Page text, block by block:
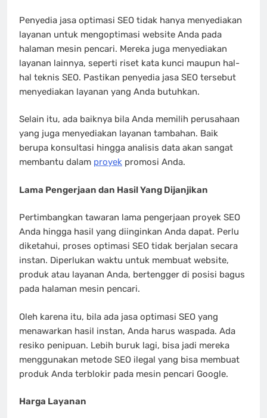
Penyedia jasa optimasi SEO tidak hanya menyediakan
layanan untuk mengoptimasi website Anda pada
halaman mesin pencari. Mereka juga menyediakan
layanan lainnya, seperti riset kata kunci maupun hal-
hal teknis SEO. Pastikan penyedia jasa SEO tersebut
menyediakan layanan yang Anda butuhkan.
Selain itu, ada baiknya bila Anda memilih perusahaan
yang juga menyediakan layanan tambahan. Baik
berupa konsultasi hingga analisis data akan sangat
membantu dalam proyek promosi Anda.
Lama Pengerjaan dan Hasil Yang Dijanjikan
Pertimbangkan tawaran lama pengerjaan proyek SEO
Anda hingga hasil yang diinginkan Anda dapat. Perlu
diketahui, proses optimasi SEO tidak berjalan secara
instan. Diperlukan waktu untuk membuat website,
produk atau layanan Anda, bertengger di posisi bagus
pada halaman mesin pencari.
Oleh karena itu, bila ada jasa optimasi SEO yang
menawarkan hasil instan, Anda harus waspada. Ada
resiko penipuan. Lebih buruk lagi, bisa jadi mereka
menggunakan metode SEO ilegal yang bisa membuat
produk Anda terblokir pada mesin pencari Google.
Harga Layanan